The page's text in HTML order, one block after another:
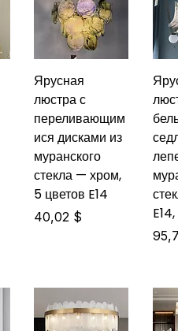
Ярусная
люстра с
переливающим
ися дисками из
муранского
стекла — хром,
5 цветов E14
Цена
40,02 $